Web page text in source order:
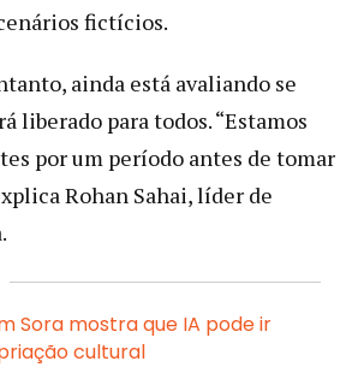
fictícios.
ainda está avaliando se
liberado para todos. “Estamos
por um período antes de tomar
Rohan Sahai, líder de
Sora mostra que IA pode ir
cultural